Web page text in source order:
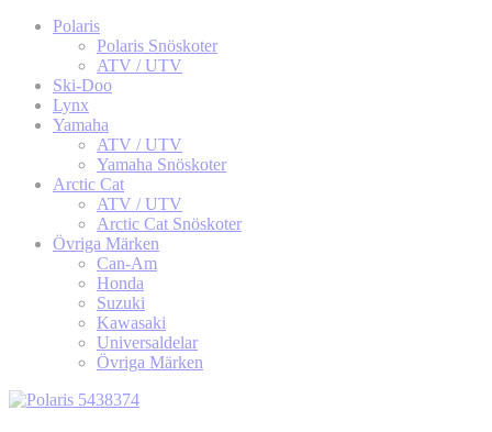
Polaris
Polaris Snöskoter
ATV / UTV
Ski-Doo
Lynx
Yamaha
ATV / UTV
Yamaha Snöskoter
Arctic Cat
ATV / UTV
Arctic Cat Snöskoter
Övriga Märken
Can-Am
Honda
Suzuki
Kawasaki
Universaldelar
Övriga Märken